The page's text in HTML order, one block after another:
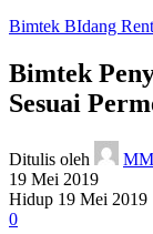
Bimtek BIdang
Bimtek
Sesuai
Ditulis oleh
19 Mei 2019
Hidup 19 Mei 2019
0